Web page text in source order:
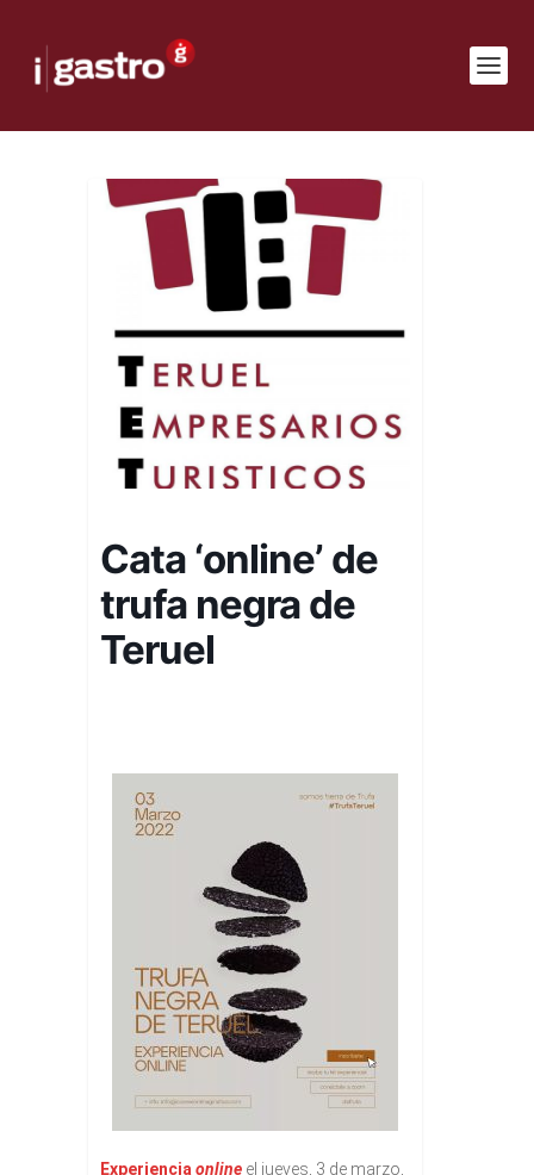
Cata ‘online’ de
trufa negra de
Teruel
Experiencia online el jueves, 3 de marzo,